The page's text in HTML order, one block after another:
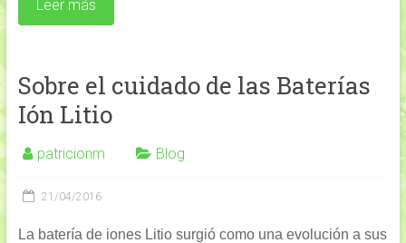
Leer más
Sobre el cuidado de las Baterías
Ión Litio
patricionm Blog
21/04/2016
La batería de iones Litio surgió como una evolución a sus